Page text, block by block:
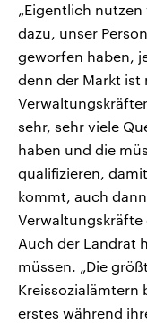
„Eigentlich
dazu, unser
geworfen haben,
denn der Markt ist
sehr, sehr viele
haben und die
qualifizieren,
kommt, auch
Verwaltungskräfte
Auch der Landrat
müssen. „Die
Kreissozialämtern
erstes während